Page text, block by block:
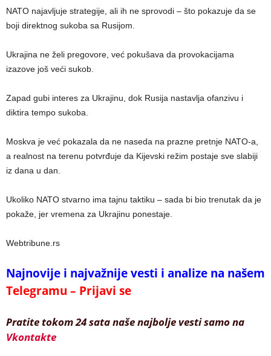
NATO najavljuje strategije, ali ih ne sprovodi – što pokazuje da se
boji direktnog sukoba sa Rusijom.
Ukrajina ne želi pregovore, već pokušava da provokacijama
izazove još veći sukob.
Zapad gubi interes za Ukrajinu, dok Rusija nastavlja ofanzivu i
diktira tempo sukoba.
Moskva je već pokazala da ne naseda na prazne pretnje NATO-a,
a realnost na terenu potvrđuje da Kijevski režim postaje sve slabiji
iz dana u dan.
Ukoliko NATO stvarno ima tajnu taktiku – sada bi bio trenutak da je
pokaže, jer vremena za Ukrajinu ponestaje.
Webtribune.rs
Najnovije i najvažnije vesti i analize na našem
Telegramu – Prijavi se
Pratite tokom 24 sata naše najbolje vesti samo na
Vkontakte